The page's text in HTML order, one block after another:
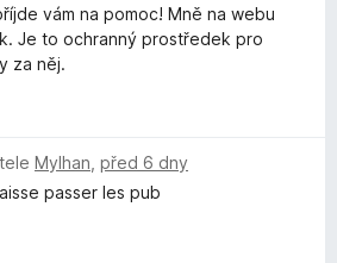
vám na pomoc! Mně na webu
Je to ochranný prostředek pro
za něj.
Mylhan před 6 dny
passer les pub